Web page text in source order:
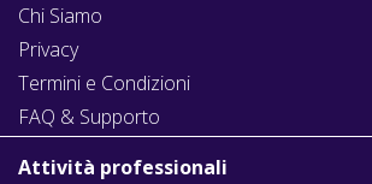
Chi Siamo
Privacy
Termini e Condizioni
FAQ & Supporto
Attività professionali